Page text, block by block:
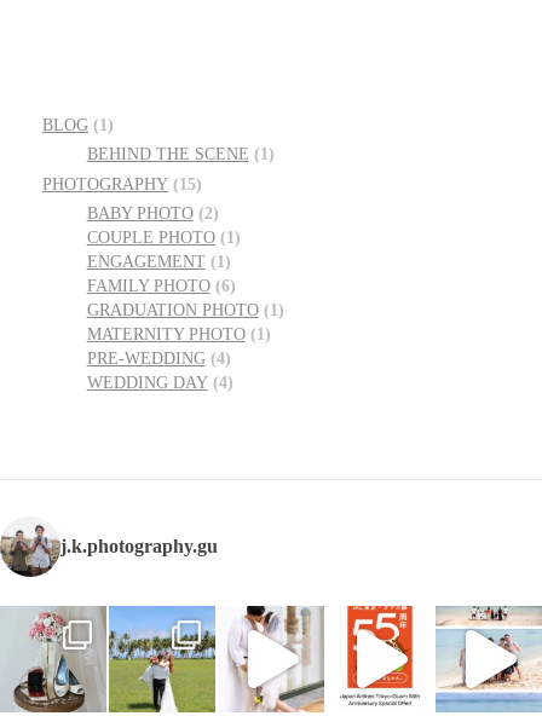
BLOG (1)
BEHIND THE SCENE (1)
PHOTOGRAPHY (15)
BABY PHOTO(2)
COUPLE PHOTO(1)
ENGAGEMENT(1)
FAMILY PHOTO(6)
GRADUATION PHOTO(1)
MATERNITY PHOTO(1)
PRE-WEDDING(4)
WEDDING DAY(4)
j.k.photography.gu